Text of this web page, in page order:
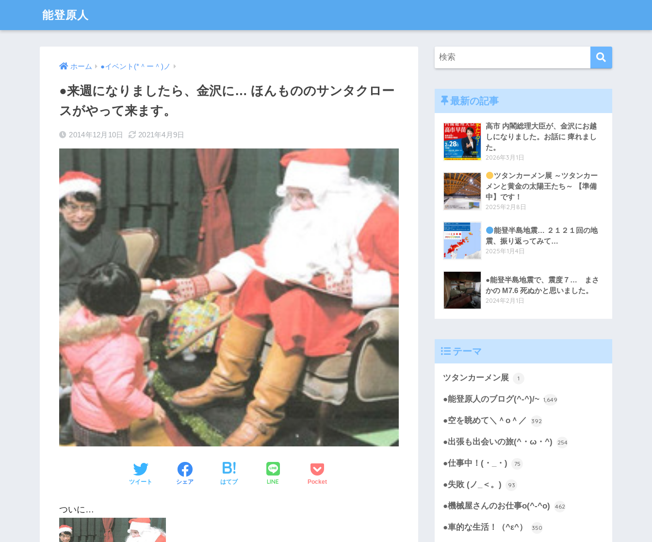
能登原人
ホーム ●イベント(*＾ー＾)ノ
●来週になりましたら、金沢に… ほんもののサンタクロー
スがやって来ます。
2014年12月10日 2021年4月9日
ツイート シェア はてブ LINE Pocket
ついに…
最新の記事
高市 内閣総理大臣が、金沢にお越
しになりました。お話に 痺れまし
た。
2026年3月1日
ツタンカーメン展 ～ツタンカー
メンと黄金の太陽王たち～ 【準備
中】です！
2025年2月8日
能登半島地震… ２１２１回の地
震、振り返ってみて…
2025年1月4日
●能登半島地震で、震度７… まさ
かの M7.6 死ぬかと思いました。
2024年2月1日
テーマ
ツタンカーメン展 1
●能登原人のブログ(^-^)/~ 1,649
●空を眺めて＼＾o＾／ 392
●出張も出会いの旅(^・ω・^) 254
●仕事中！(・_・) 75
●失敗 (ノ_＜。) 93
●機械屋さんのお仕事o(^-^o) 462
●車的な生活！（^ε^） 350